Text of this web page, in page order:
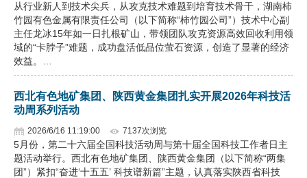
从行业新人到技术尖兵，从攻克技术难题到培育技术骨干，湖南柿
竹园有色金属有限责任公司（以下简称“柿竹园公司”）技术中心副
主任龙冰15年如一日扎根矿山，带领团队攻克资源高效回收利用领
域的“卡脖子”难题，成功盘活低品位萤石资源，创造了显著的经济
效益。…
西北有色地矿集团、陕西黄金集团扎实开展2026年科技活
动周系列活动
2026/6/16 11:19:00 7137次浏览
5月份，第二十六届全国科技活动周与第十届全国科技工作者日主
题活动举行。西北有色地矿集团、陕西黄金集团（以下简称“两集
团”）紧扣“奋进‘十五五’ 科技谱新篇”主题，认真落实陕西省科技